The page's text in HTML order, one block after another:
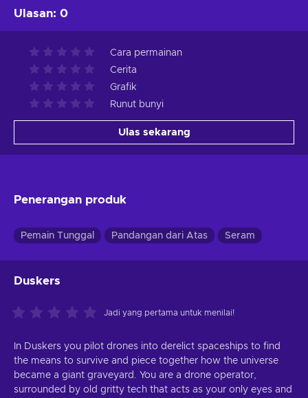
Ulasan: 0
Cara permainan
Cerita
Grafik
Runut bunyi
Ulas sekarang
Penerangan produk
Pemain Tunggal Pandangan dari Atas Seram
Duskers
Jadi yang pertama untuk menilai!
In Duskers you pilot drones into derelict spaceships to find
the means to survive and piece together how the universe
became a giant graveyard. You are a drone operator,
surrounded by old gritty tech that acts as your only eyes and